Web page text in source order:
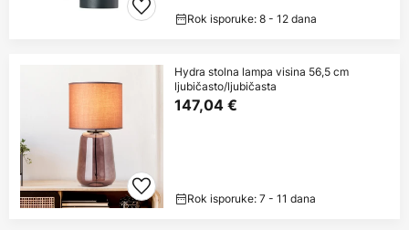
Rok isporuke: 8 - 12 dana
Hydra stolna lampa visina 56,5 cm
ljubičasto/ljubičasta
147,04 €
Rok isporuke: 7 - 11 dana